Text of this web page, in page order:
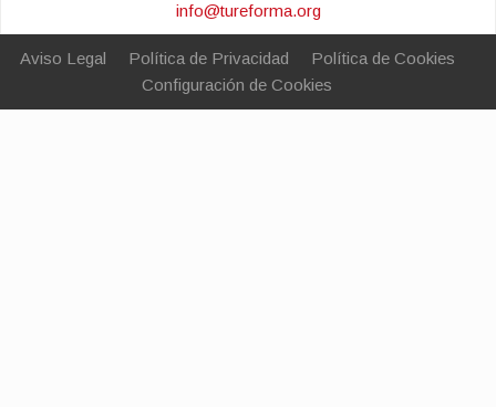
info@tureforma.org
Aviso Legal Política de Privacidad
Política de Cookies
Configuración de Cookies